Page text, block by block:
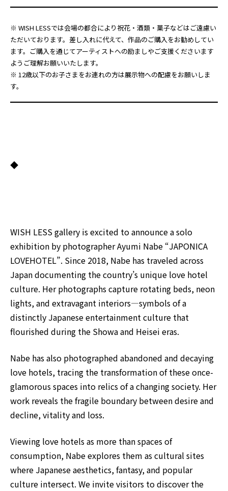
※ WISH LESSでは会場の都合により祝花・酒類・菓子などはご遠慮い
ただいております。差し入れに代えて、作品のご購入をお勧めしてい
ます。ご購入を通じてアーティストへの励ましやご支援くださいます
ようご理解お願いいたします。
※ 12歳以下のお子さまをお連れの方は展示物への配慮をお願いしま
す。
◆
WISH LESS gallery is excited to announce a solo
exhibition by photographer Ayumi Nabe “JAPONICA
LOVEHOTEL”. Since 2018, Nabe has traveled across
Japan documenting the country’s unique love hotel
culture. Her photographs capture rotating beds, neon
lights, and extravagant interiors―symbols of a
distinctly Japanese entertainment culture that
flourished during the Showa and Heisei eras.
Nabe has also photographed abandoned and decaying
love hotels, tracing the transformation of these once-
glamorous spaces into relics of a changing society. Her
work reveals the fragile boundary between desire and
decline, vitality and loss.
Viewing love hotels as more than spaces of
consumption, Nabe explores them as cultural sites
where Japanese aesthetics, fantasy, and popular
culture intersect. We invite visitors to discover the